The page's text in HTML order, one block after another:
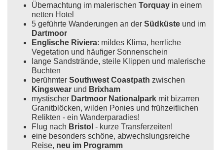
Übernachtung im malerischen Torquay in einem
netten Hotel
5 geführte Wanderungen an der Südküste und im
Dartmoor
Englische Riviera: mildes Klima, herrliche
Vegetation und häufiger Sonnenschein
lange Sandstrände, steile Klippen und malerische
Buchten
berühmter Southwest Coastpath zwischen
Kingswear und Brixham
mystischer Dartmoor Nationalpark mit bizarren
Granitblöcken, wilden Ponies und frühzeitlichen
Relikten - ein Wanderparadies!
Flug nach Bristol - kurze Transferzeiten!
eine besonders schöne, abwechslungsreiche
Reise, neu im Programm